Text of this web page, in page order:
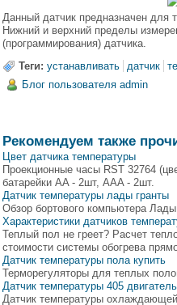
Данный датчик предназначен для
Нижний и верхний пределы
(программирования) датчика.
Теги: устанавливать датчик
Блог пользователя admin
Рекомендуем также
Цвет датчика температуры
Проекционные часы RST 32764
батарейки AA - 2шт, AAA - 2шт.
Датчик температуры лады гранты
Обзор бортового компьютера Лады
Характеристики датчиков
Теплый пол не греет? Расчет
стоимости системы обогрева
Датчик температуры пола купить
Терморегуляторы для теплых
Датчик температуры 405 двигатель
Датчик температуры